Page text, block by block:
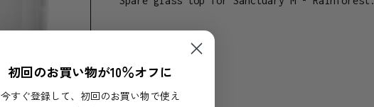
初回のお買い物が10％オフに
今すぐ登録して、初回のお買い物で使え